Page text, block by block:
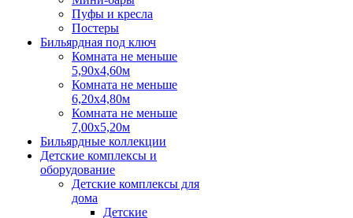
Пуфы и кресла
Постеры
Бильярдная под ключ
Комната не меньше
5,90х4,60м
Комната не меньше
6,20х4,80м
Комната не меньше
7,00х5,20м
Бильярдные коллекции
Детские комплексы и
оборудование
Детские комплексы для
дома
Детские